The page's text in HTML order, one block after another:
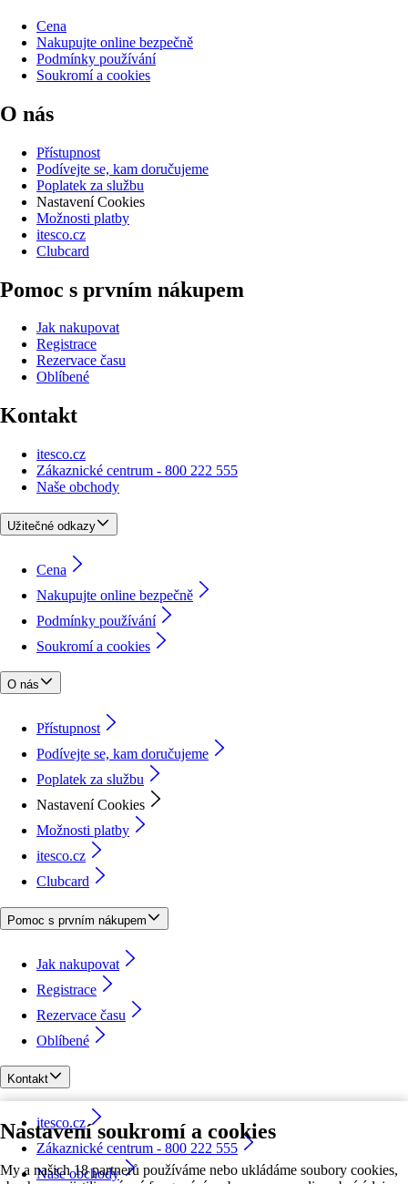
Nastavení soukromí a cookies
My a našich 18 partnerů používáme nebo ukládáme soubory cookies,
Cena
Nakupujte online bezpečně
Podmínky používání
Soukromí a cookies
O nás
Přístupnost
Podívejte se, kam doručujeme
Poplatek za službu
Nastavení Cookies
Možnosti platby
itesco.cz
Clubcard
Pomoc s prvním nákupem
Jak nakupovat
Registrace
Rezervace času
Oblíbené
Kontakt
itesco.cz
Zákaznické centrum - 800 222 555
Naše obchody
Užitečné odkazy
Cena
Nakupujte online bezpečně
Podmínky používání
Soukromí a cookies
O nás
Přístupnost
Podívejte se, kam doručujeme
Poplatek za službu
Nastavení Cookies
Možnosti platby
itesco.cz
Clubcard
Pomoc s prvním nákupem
Jak nakupovat
Registrace
Rezervace času
Oblíbené
Kontakt
itesco.cz
Zákaznické centrum - 800 222 555
Naše obchody